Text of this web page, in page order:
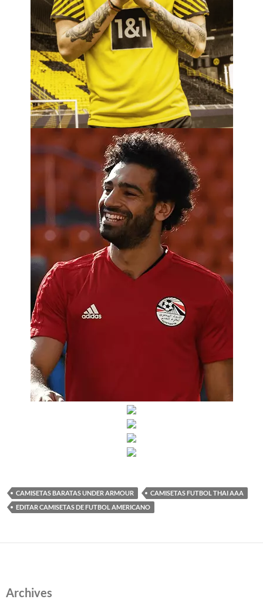
CAMISETAS BARATAS UNDER ARMOUR
CAMISETAS FUTBOL THAI AAA
EDITAR CAMISETAS DE FUTBOL AMERICANO
Archives